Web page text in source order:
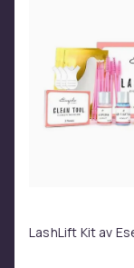
12. I'm Not in
13. I'm Mandy Fly
14. The Things
15. Dreadlock
Label: Xploded
LashLift Kit av